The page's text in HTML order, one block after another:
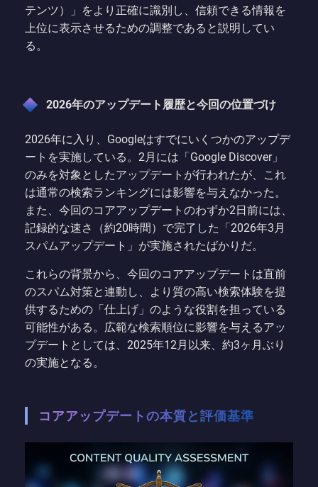
テンツ）」をより正確に識別し、信頼できる情報を
上位に表示させるための調整であると説明してい
る。
2026年のアップデート履歴と今回の位置づけ
2026年に入り、Googleはすでにいくつかのアップデ
ートを実施している。2月には「Google Discover」
のみを対象としたアップデートが行われたが、これ
は通常の検索ランキングには影響を与えなかった。
また、今回のコアアップデートのわずか2日前には、
記録的な速さ（約20時間）で完了した「2026年3月
スパムアップデート」が実施されたばかりだ。
これらの背景から、今回のコアアップデートは直前
のスパム対策と連動し、より質の高い検索体験を提
供するための「仕上げ」のような役割を担っている
可能性がある。広範な検索順位に影響を与えるアッ
プデートとしては、2025年12月以来、約3ヶ月ぶり
の実施となる。
コアアップデートの本質と評価基準